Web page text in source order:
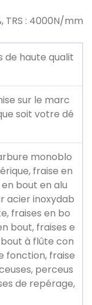
TRS : 4000N/mm
de haute qualit
sur le marc
soit votre dé
monoblo
fraise en
bout en alu
acier inoxydab
fraises en bo
bout, fraises e
à flûte con
fonction, fraise
perceus
de repérage,